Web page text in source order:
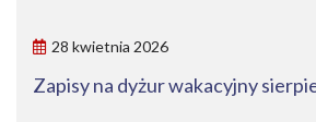
28 kwietnia 2026
Zapisy na dyżur wakacyjny